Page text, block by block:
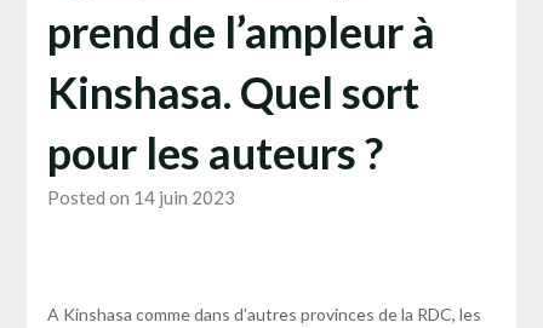
prend de l’ampleur à
Kinshasa. Quel sort
pour les auteurs ?
Posted on 14 juin 2023
A Kinshasa comme dans d’autres provinces de la RDC, les